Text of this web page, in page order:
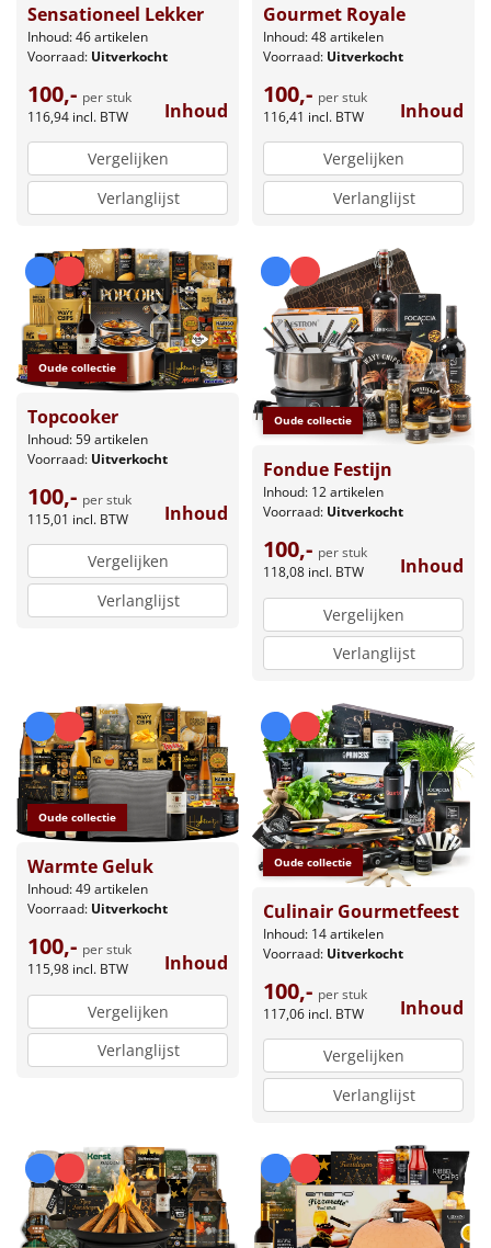
Sensationeel Lekker
Inhoud: 46 artikelen
Voorraad: Uitverkocht
100,- per stuk
116,94 incl. BTW Inhoud
Vergelijken
Verlanglijst
Gourmet Royale
Inhoud: 48 artikelen
Voorraad: Uitverkocht
100,- per stuk
116,41 incl. BTW Inhoud
Vergelijken
Verlanglijst
Oude collectie
Topcooker
Inhoud: 59 artikelen
Voorraad: Uitverkocht
100,- per stuk
115,01 incl. BTW Inhoud
Vergelijken
Verlanglijst
Oude collectie
Fondue Festijn
Inhoud: 12 artikelen
Voorraad: Uitverkocht
100,- per stuk
118,08 incl. BTW Inhoud
Vergelijken
Verlanglijst
Oude collectie
Warmte Geluk
Inhoud: 49 artikelen
Voorraad: Uitverkocht
100,- per stuk
115,98 incl. BTW Inhoud
Vergelijken
Verlanglijst
Oude collectie
Culinair Gourmetfeest
Inhoud: 14 artikelen
Voorraad: Uitverkocht
100,- per stuk
117,06 incl. BTW Inhoud
Vergelijken
Verlanglijst